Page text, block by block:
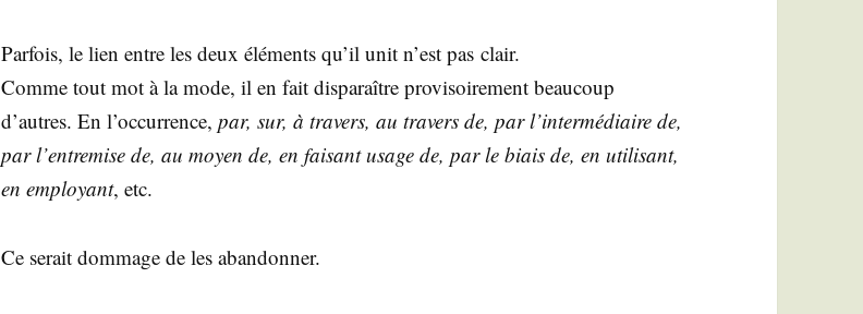
Par­fois, le lien entre les deux élé­ments qu’il unit n’est pas clair.
Comme tout mot à la mode, il en fait dis­pa­raître pro­vi­soi­re­ment beau­coup
d’autres. En l’occurrence,par, sur, à tra­vers, au tra­vers de, par l’intermédiaire de,
par l’entremise de, au moyen de, en fai­sant usage de, par le biais de, en uti­li­sant,
en employant, etc.
Ce serait dom­mage de les abandonner.